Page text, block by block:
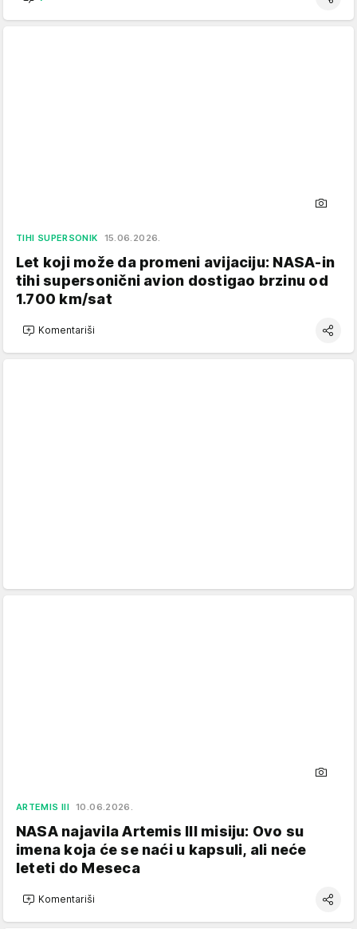
TIHI SUPERSONIK 15.06.2026.
Let koji može da promeni avijaciju: NASA-in
tihi supersonični avion dostigao brzinu od
1.700 km/sat
Komentariši
ARTEMIS III 10.06.2026.
NASA najavila Artemis III misiju: Ovo su
imena koja će se naći u kapsuli, ali neće
leteti do Meseca
Komentariši